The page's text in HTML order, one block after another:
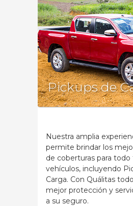
Pickups de
Nuestra amplia
permite brindar los
de coberturas para todo
vehículos, incluyendo
Carga. Con Quálitas
mejor protección y
a su seguro.